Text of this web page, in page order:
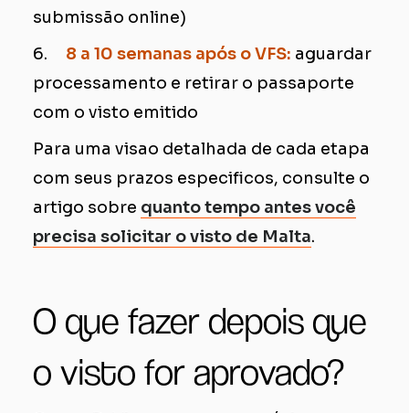
submissão online)
6. 8 a 10 semanas após o VFS: aguardar
processamento e retirar o passaporte
com o visto emitido
Para uma visao detalhada de cada etapa
com seus prazos especificos, consulte o
artigo sobre quanto tempo antes você
precisa solicitar o visto de Malta.
O que fazer depois que
o visto for aprovado?